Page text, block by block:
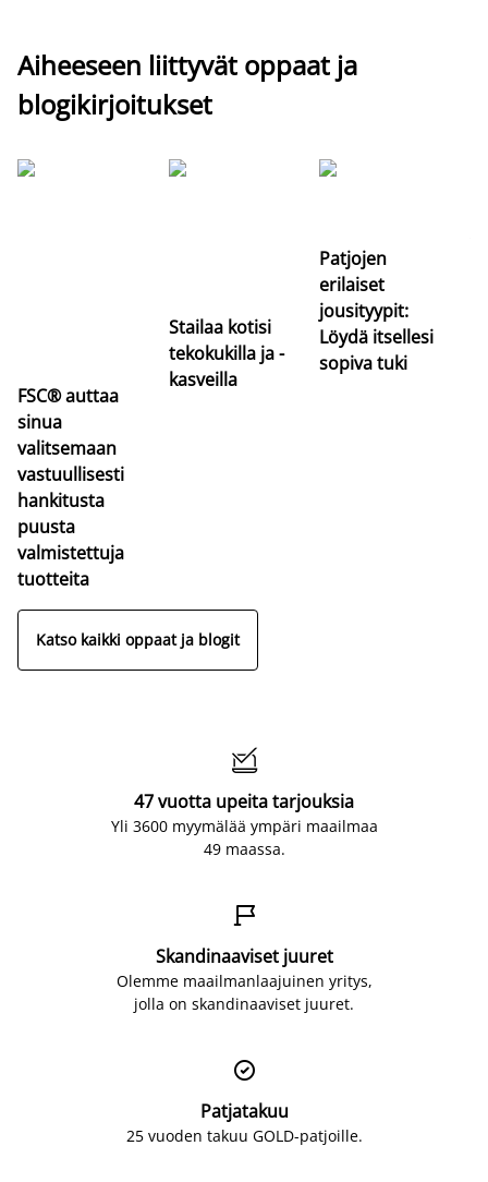
Aiheeseen liittyvät oppaat ja
blogikirjoitukset
FSC® auttaa
sinua
valitsemaan
vastuullisesti
hankitusta
puusta
valmistettuja
tuotteita
Stailaa kotisi
tekokukilla ja -
kasveilla
Patjojen
erilaiset
jousityypit:
Löydä itsellesi
sopiva tuki
Katso kaikki oppaat ja blogit

47 vuotta upeita tarjouksia
Yli 3600 myymälää ympäri maailmaa
49 maassa.

Skandinaaviset juuret
Olemme maailmanlaajuinen yritys,
jolla on skandinaaviset juuret.

Patjatakuu
25 vuoden takuu GOLD-patjoille.